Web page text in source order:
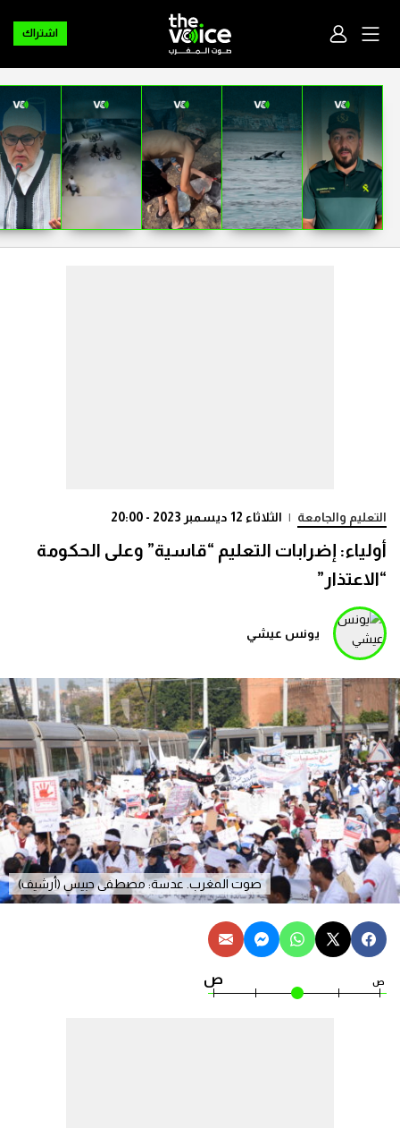
اشتراك
التعليم والجامعة | الثلاثاء 12 ديسمبر 2023 - 20:00
أولياء: إضرابات التعليم “قاسية” وعلى الحكومة
“الاعتذار”
يونس عيشي
صوت المغرب. عدسة: مصطفى حبيس (أرشيف)
ص ص